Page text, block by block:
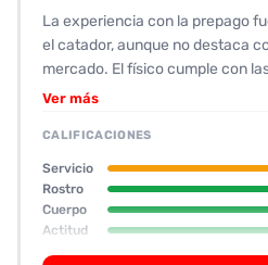
La experiencia con la prepago
el catador, aunque no destaca
mercado. El físico cumple con
azules, cabellera rubia, estatura
quienes buscan un look más
descrita como amable, rápida
habladora, lo que facilita la
como una “roquera” que se
servicios, la prepago ofrece un
promoción, aunque la
Ver más
CALIFICACIONES
Servicio
Rostro
Cuerpo
Actitud